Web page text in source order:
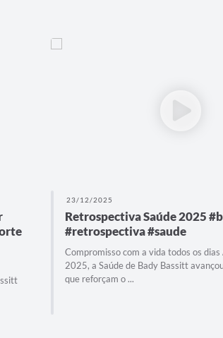
23/12/2025
Retrospectiva Saúde 2025
#retrospectiva #saude
Compromisso com a vida todos os dias
2025, a Saúde de Bady Bassitt
que reforçam o ...